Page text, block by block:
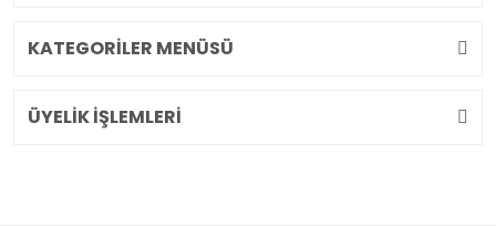
KATEGORİLER MENÜSÜ
ÜYELİK İŞLEMLERİ